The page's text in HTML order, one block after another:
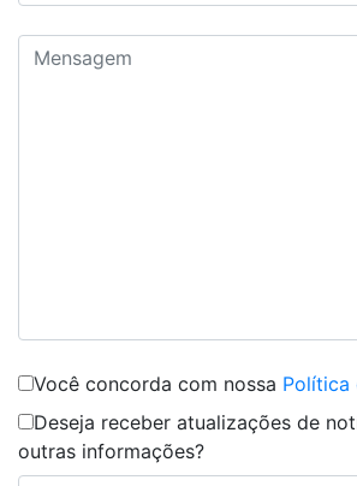
Você concorda com nossa Política
Deseja receber atualizações de
outras informações?